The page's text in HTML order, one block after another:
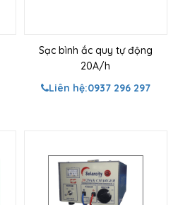
Sạc bình ắc quy tự động
20A/h
Liên hệ:0937 296 297